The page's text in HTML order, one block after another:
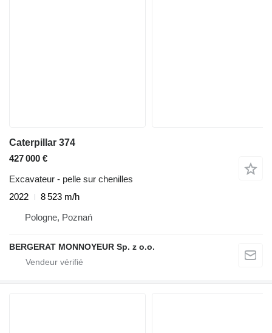
Caterpillar 374
427 000 €
Excavateur - pelle sur chenilles
2022
8 523 m/h
Pologne, Poznań
BERGERAT MONNOYEUR Sp. z o.o.